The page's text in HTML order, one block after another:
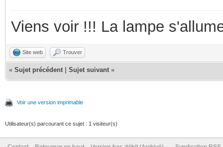
Viens voir !!! La lampe
Site web Trouver
« Sujet précédent Sujet suivant »
Voir une version imprimable
Utilisateur(s) parcourant ce sujet : 1 visiteur(s)